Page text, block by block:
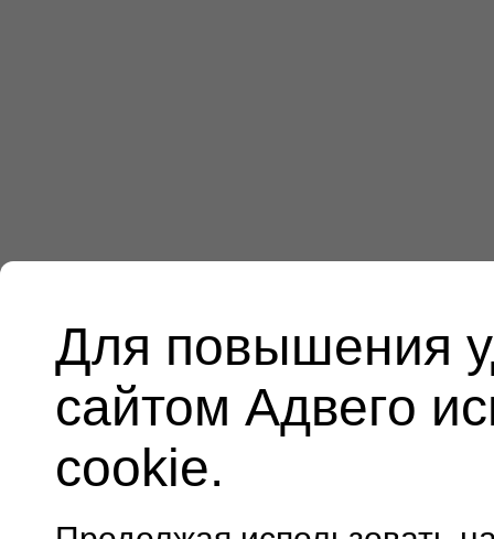
Для повышения
сайтом Адвего
cookie.